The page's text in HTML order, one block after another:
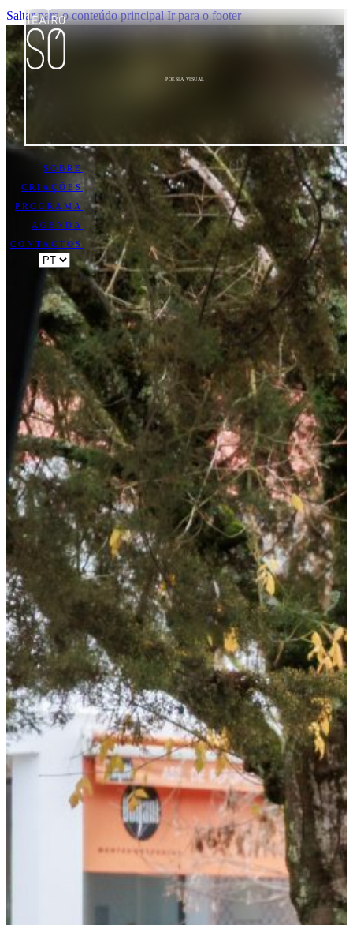
Saltar para o conteúdo principal Ir para o footer
POESIA VISUAL
SOBRE
CRIAÇÕES
PROGRAMA
AGENDA
CONTACTOS